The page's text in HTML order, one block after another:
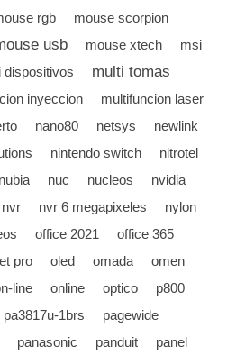
rgb
mouse scorpion
usb mouse xtech
msi
dispositivos multi tomas
inyeccion
multifuncion laser
nano80 netsys newlink
nintendo switch
nitrotel
nubia nuc nucleos
nvidia
nvr nvr 6 megapixeles
nylon
office 2021 office 365
pro oled omada
omen
line online optico
p800
pa3817u-1brs
pagewide
panasonic panduit
panel